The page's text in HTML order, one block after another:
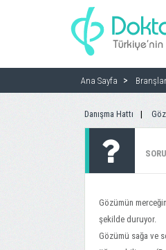
Ana Sayfa Branşlar
Danışma Hattı
Gözümün
şekilde duruyor.
Gözümü sağa ve